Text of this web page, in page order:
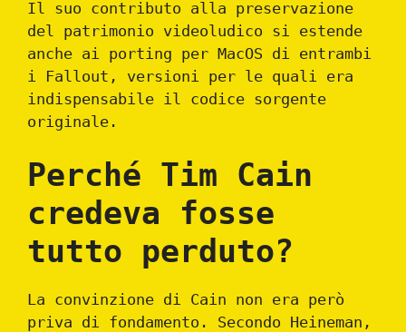
Il suo contributo alla preservazione
del patrimonio videoludico si estende
anche ai porting per MacOS di entrambi
i Fallout, versioni per le quali era
indispensabile il codice sorgente
originale.
Perché Tim Cain
credeva fosse
tutto perduto?
La convinzione di Cain non era però
priva di fondamento. Secondo Heineman,